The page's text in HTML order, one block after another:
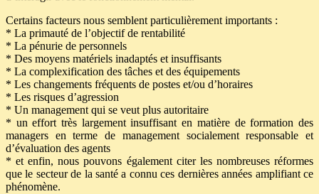
Certains facteurs nous semblent particulièrement importants :
* La primauté de l’objectif de rentabilité
* La pénurie de personnels
* Des moyens matériels inadaptés et insuffisants
* La complexification des tâches et des équipements
* Les changements fréquents de postes et/ou d’horaires
* Les risques d’agression
* Un management qui se veut plus autoritaire
* un effort très largement insuffisant en matière de formation des
managers en terme de management socialement responsable et
d’évaluation des agents
* et enfin, nous pouvons également citer les nombreuses réformes
que le secteur de la santé a connu ces dernières années amplifiant ce
phénomène.